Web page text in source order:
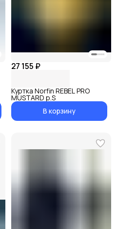
27 155 ₽
Куртка Norfin REBEL PRO
MUSTARD р.S
В корзину